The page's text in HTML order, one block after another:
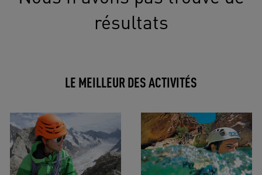
résultats
LE MEILLEUR DES ACTIVITÉS